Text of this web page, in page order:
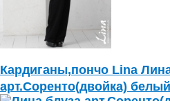
Кардиганы,пончо Lina
арт.Соренто(двойка)